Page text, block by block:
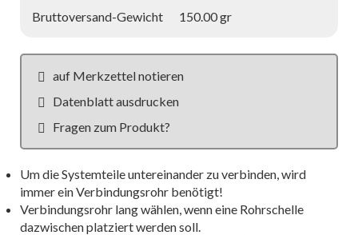
Bruttoversand-Gewicht 150.00 gr
auf Merkzettel notieren
Datenblatt ausdrucken
Fragen zum Produkt?
Um die Systemteile untereinander zu verbinden, wird
immer ein Verbindungsrohr benötigt!
Verbindungsrohr lang wählen, wenn eine Rohrschelle
dazwischen platziert werden soll.